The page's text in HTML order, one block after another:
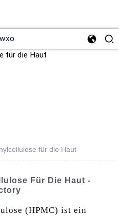
für die Haut
Für Die Haut -
(HPMC) ist ein